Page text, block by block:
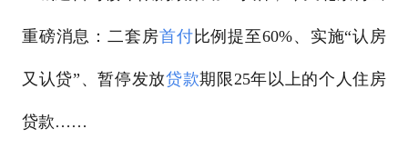
重磅消息：二套房首付 比例提至60%、实施“认房
又认贷”、暂停发放贷款期限25年以上的个人住房
贷款……